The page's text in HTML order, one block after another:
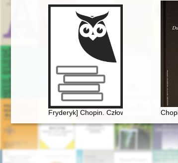
Fryderyk] Chopin. Człowiek, dzieło,